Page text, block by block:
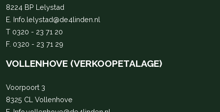
8224 BP Lelystad
E. Info.lelystad@de4linden.nl
T 0320 - 23 71 20
F. 0320 - 23 71 29
VOLLENHOVE (VERKOOPETALAGE)
Voorpoort 3
8325 CL Vollenhove